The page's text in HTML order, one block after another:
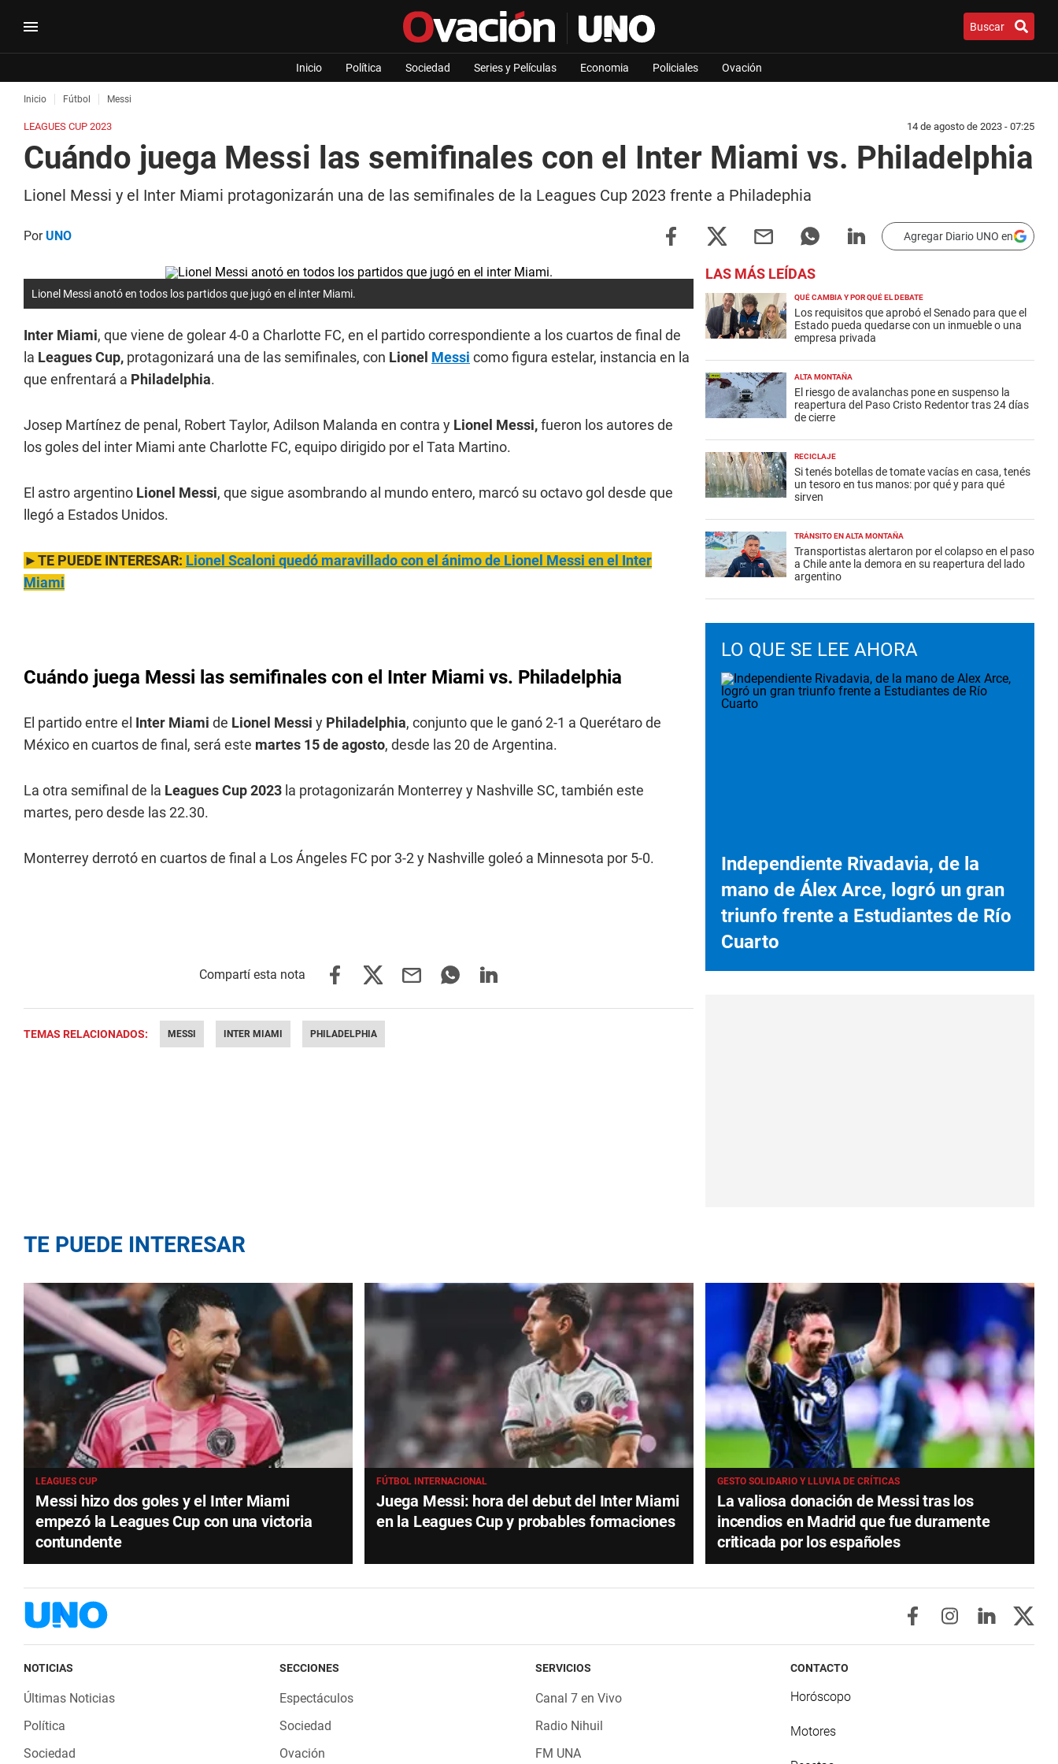
Buscar
Inicio Política Sociedad Series y Películas Economia Policiales Ovación
Inicio Fútbol Messi
LEAGUES CUP 2023 14 de agosto de 2023 - 07:25
Cuándo juega Messi las semifinales con el Inter Miami vs. Philadelphia
Lionel Messi y el Inter Miami protagonizarán una de las semifinales de la Leagues Cup 2023 frente a Philadephia
PorUNO Agregar Diario UNO en
Lionel Messi anotó en todos los partidos que jugó en el inter Miami.
Inter Miami, que viene de golear 4-0 a Charlotte FC, en el partido correspondiente a los cuartos de final de
la Leagues Cup, protagonizará una de las semifinales, con Lionel Messi como figura estelar, instancia en la
que enfrentará a Philadelphia.
Josep Martínez de penal, Robert Taylor, Adilson Malanda en contra y Lionel Messi,fueron los autores de
los goles del inter Miami ante Charlotte FC, equipo dirigido por el Tata Martino.
El astro argentino Lionel Messi, que sigue asombrando al mundo entero, marcó su octavo gol desde que
llegó a Estados Unidos.
►TE PUEDE INTERESAR: Lionel Scaloni quedó maravillado con el ánimo de Lionel Messi en el Inter
Miami
Cuándo juega Messi las semifinales con el Inter Miami vs. Philadelphia
El partido entre el Inter Miami de Lionel Messi y Philadelphia, conjunto que le ganó 2-1 a Querétaro de
México en cuartos de final, será este martes 15 de agosto, desde las 20 de Argentina.
La otra semifinal de la Leagues Cup 2023 la protagonizarán Monterrey y Nashville SC, también este
martes, pero desde las 22.30.
Monterrey derrotó en cuartos de final a Los Ángeles FC por 3-2 y Nashville goleó a Minnesota por 5-0.
TEMAS RELACIONADOS: MESSI INTER MIAMI PHILADELPHIA
LAS MÁS LEÍDAS
QUÉ CAMBIA Y POR QUÉ EL DEBATE
Los requisitos que aprobó el Senado para que el
Estado pueda quedarse con un inmueble o una
empresa privada
ALTA MONTAÑA
El riesgo de avalanchas pone en suspenso la
reapertura del Paso Cristo Redentor tras 24 días
de cierre
RECICLAJE
Si tenés botellas de tomate vacías en casa, tenés
un tesoro en tus manos: por qué y para qué
sirven
TRÁNSITO EN ALTA MONTAÑA
Transportistas alertaron por el colapso en el paso
a Chile ante la demora en su reapertura del lado
argentino
LO QUE SE LEE AHORA
Independiente Rivadavia, de la
mano de Álex Arce, logró un gran
triunfo frente a Estudiantes de Río
Cuarto
TE PUEDE INTERESAR
LEAGUES CUP
Messi hizo dos goles y el Inter Miami
empezó la Leagues Cup con una victoria
contundente
FÚTBOL INTERNACIONAL
Juega Messi: hora del debut del Inter Miami
en la Leagues Cup y probables formaciones
GESTO SOLIDARIO Y LLUVIA DE CRÍTICAS
La valiosa donación de Messi tras los
incendios en Madrid que fue duramente
criticada por los españoles
NOTICIAS
Últimas Noticias
Política
Sociedad
SECCIONES
Espectáculos
Sociedad
Ovación
SERVICIOS
Canal 7 en Vivo
Radio Nihuil
FM UNA
CONTACTO
Horóscopo
Motores